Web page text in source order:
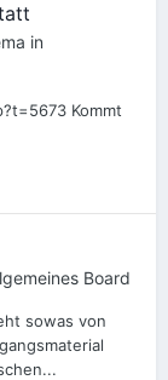
in
Kommt
Board
sowas von